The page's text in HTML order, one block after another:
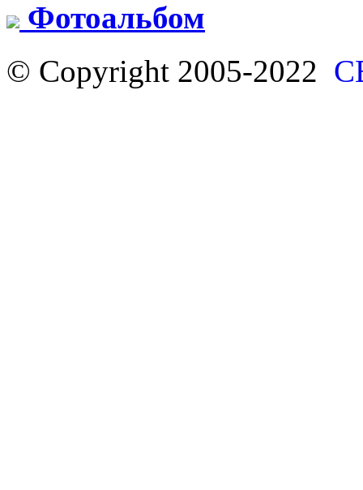
Фотоальбом
© Copyright 2005-2022